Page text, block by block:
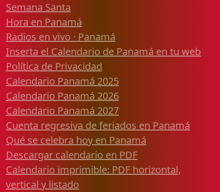
Semana Santa
Hora en Panamá
Radios en vivo · Panamá
Inserta el Calendario de Panamá en tu web
Política de Privacidad
Calendario Panamá 2025
Calendario Panamá 2026
Calendario Panamá 2027
Cuenta regresiva de feriados en Panamá
Qué se celebra hoy en Panamá
Descargar calendario en PDF
Calendario imprimible: PDF horizontal,
vertical y listado